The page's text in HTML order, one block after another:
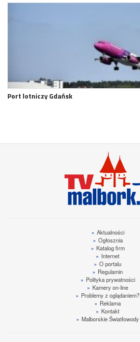
Port lotniczy Gdańsk
» Aktualności
» Ogłosznia
» Katalog firm
» Internet
» O portalu
» Regulamin
» Polityka prywatności
» Kamery on-line
» Problemy z oglądaniem?
» Reklama
» Kontakt
» Malborskie Światłowody